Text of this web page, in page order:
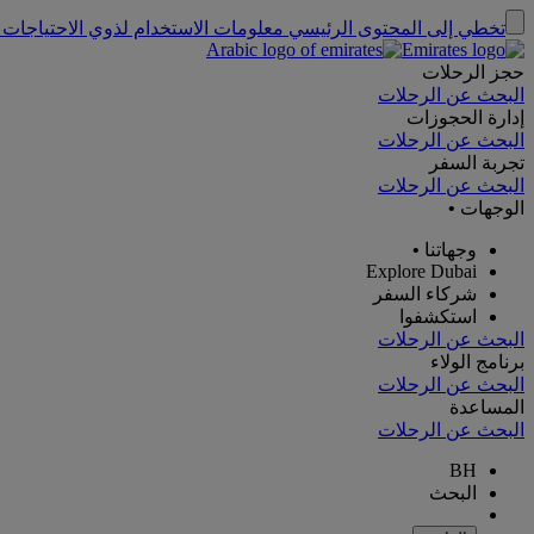
تخطي إلى المحتوى الرئيسي معلومات الاستخدام لذوي
حجز الرحلات
البحث عن الرحلات
إدارة الحجوزات
البحث عن الرحلات
تجربة السفر
البحث عن الرحلات
الوجهات •
وجهاتنا •
Explore Dubai
شركاء السفر
استكشفوا
البحث عن الرحلات
برنامج الولاء
البحث عن الرحلات
المساعدة
البحث عن الرحلات
BH
البحث